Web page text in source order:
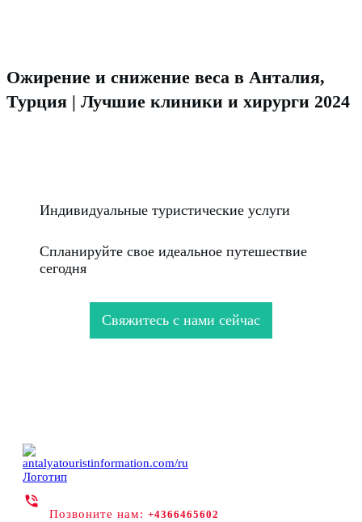
Ожирение и снижение веса в Анталия,
Турция | Лучшие клиники и хирурги 2024
Индивидуальные туристические услуги
Спланируйте свое идеальное путешествие
сегодня
Свяжитесь с нами сейчас
Позвоните нам: +4366465602